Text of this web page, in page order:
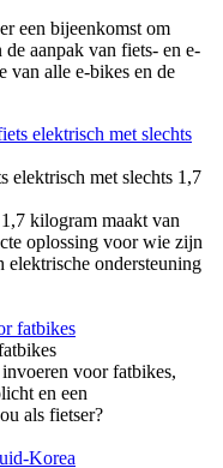
een bijeenkomst om
aanpak van fiets- en e-
van alle e-bikes en de
elektrisch met slechts 1,7
kilogram maakt van
oplossing voor wie zijn
ondersteuning
voor fatbikes,
en een
als fietser?